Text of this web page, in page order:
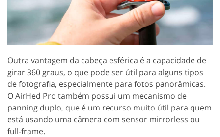
Outra vantagem da cabeça esférica é a capacidade de
girar 360 graus, o que pode ser útil para alguns tipos
de fotografia, especialmente para fotos panorâmicas.
O AirHed Pro também possui um mecanismo de
panning duplo, que é um recurso muito útil para quem
está usando uma câmera com sensor mirrorless ou
full-frame.